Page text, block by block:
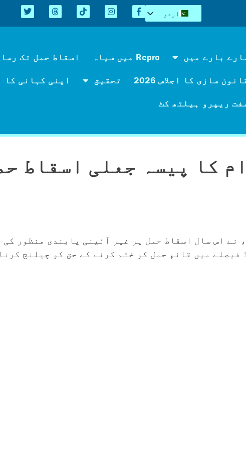
اردو
English
Tiếng Việt
بارے میں Repro میں سیاہ
اسقاط حمل تک
سازی کا اجلاس 2026
تحقیق
اپنی کہانی کا
ریپرو ہیلتھ کٹ
کا پیسہ جعلی اسقاط
نے اس سال اسقاط حمل پر غیر آئینی پابندی منظور